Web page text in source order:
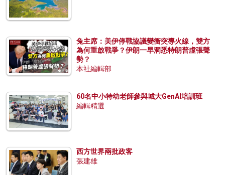
兔主席：美伊停戰協議變衝突導火線，雙方
為何重啟戰爭？伊朗一早洞悉特朗普虛張聲
勢？
本社編輯部
60名中小特幼老師參與城大GenAI培訓班
編輯精選
西方世界兩批政客
張建雄